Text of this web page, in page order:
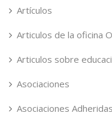
Artículos
Articulos de la oficina
Articulos sobre
Asociaciones
Asociaciones Adheridas